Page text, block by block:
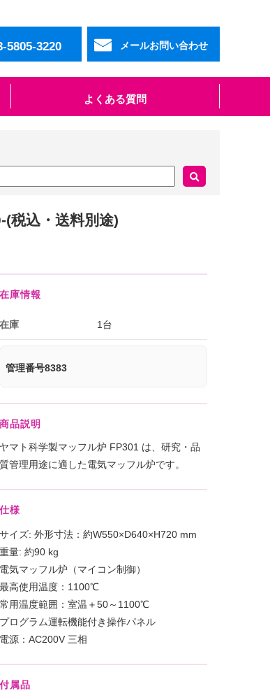
5805-3220 メールお問い合わせ
よくある質問
税込・送料別途)
在庫情報
在庫 1台
管理番号8383
商品説明
ヤマト科学製マッフル炉 FP301 は、研究・品
質管理用途に適した電気マッフル炉です。
仕様
サイズ: 外形寸法：約W550×D640×H720 mm
重量: 約90 kg
電気マッフル炉（マイコン制御）
最高使用温度：1100℃
常用温度範囲：室温＋50～1100℃
プログラム運転機能付き操作パネル
電源：AC200V 三相
付属品